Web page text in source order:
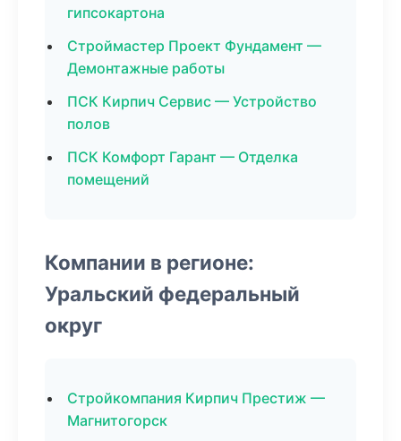
гипсокартона
Строймастер Проект Фундамент —
Демонтажные работы
ПСК Кирпич Сервис — Устройство
полов
ПСК Комфорт Гарант — Отделка
помещений
Компании в регионе:
Уральский федеральный
округ
Стройкомпания Кирпич Престиж —
Магнитогорск